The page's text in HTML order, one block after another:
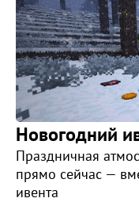
Новогодний
Праздничная
прямо сейчас —
ивента